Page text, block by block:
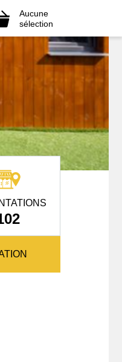
Aucune
sélection